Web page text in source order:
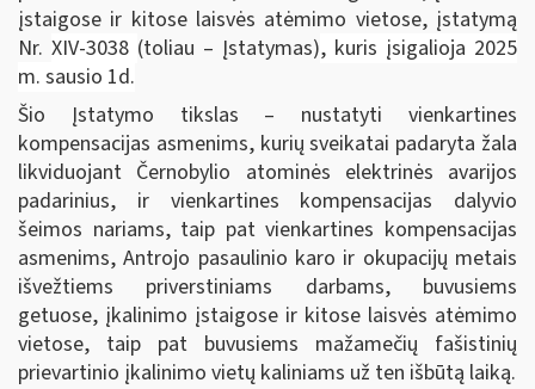
įstaigose ir kitose laisvės atėmimo vietose, įstatymą
Nr. XIV-3038 (toliau – Įstatymas), kuris įsigalioja 2025
m. sausio 1d.
Šio Įstatymo tikslas – nustatyti vienkartines
kompensacijas asmenims, kurių sveikatai padaryta žala
likviduojant Černobylio atominės elektrinės avarijos
padarinius, ir vienkartines kompensacijas dalyvio
šeimos nariams, taip pat vienkartines kompensacijas
asmenims, Antrojo pasaulinio karo ir okupacijų metais
išvežtiems priverstiniams darbams, buvusiems
getuose, įkalinimo įstaigose ir kitose laisvės atėmimo
vietose, taip pat buvusiems mažamečių fašistinių
prievartinio įkalinimo vietų kaliniams už ten išbūtą laiką.